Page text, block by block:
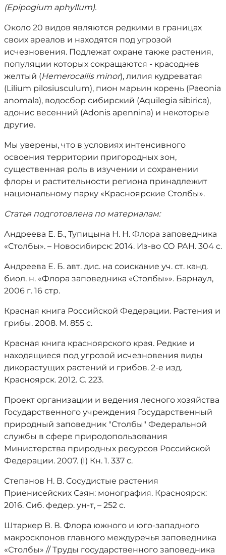
(Epipogium aphyllum).
Около 20 видов являются редкими в границах
своих ареалов и находятся под угрозой
исчезновения. Подлежат охране также растения,
популяции которых сокращаются - красоднев
желтый (Hemerocallis minor), лилия кудреватая
(Lilium pilosiusculum), пион марьин корень (Paeonia
anomala), водосбор сибирский (Aquilegia sibirica),
адонис весенний (Adonis apennina) и некоторые
другие.
Мы уверены, что в условиях интенсивного
освоения территории пригородных зон,
существенная роль в изучении и сохранении
флоры и растительности региона принадлежит
национальному парку «Красноярские Столбы».
Статья подготовлена по материалам:
Андреева Е. Б., Тупицына Н. Н. Флора заповедника
«Столбы». – Новосибирск: 2014. Из-во СО РАН. 304 с.
Андреева Е. Б. авт. дис. на соискание уч. ст. канд.
биол. н. «Флора заповедника «Столбы»». Барнаул,
2006 г. 16 стр.
Красная книга Российской Федерации. Растения и
грибы. 2008. М. 855 с.
Красная книга красноярского края. Редкие и
находящиеся под угрозой исчезновения виды
дикорастущих растений и грибов. 2-е изд.
Красноярск. 2012. С. 223.
Проект организации и ведения лесного хозяйства
Государственного учреждения Государственный
природный заповедник "Столбы" Федеральной
службы в сфере природопользования
Министерства природных ресурсов Российской
Федерации. 2007. (I) Кн. 1. 337 с.
Степанов Н. В. Сосудистые растения
Приенисейских Саян: монография. Красноярск:
2016. Сиб. федер. ун-т, – 252 с.
Штаркер В. В. Флора южного и юго-западного
макросклонов главного междуречья заповедника
«Столбы» // Труды государственного заповедника